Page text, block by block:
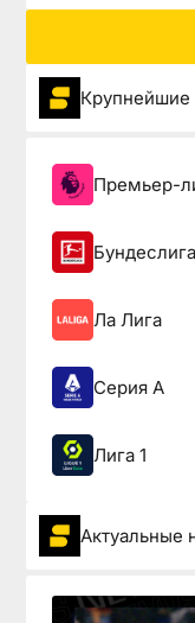
Крупнейшие
Премьер-
Бундеслига
Ла Лига
Серия А
Лига 1
Актуальные